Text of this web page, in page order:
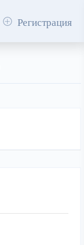
Регистрация